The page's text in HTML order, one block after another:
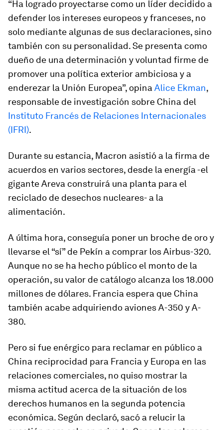
“Ha logrado proyectarse como un líder decidido a
defender los intereses europeos y franceses, no
solo mediante algunas de sus declaraciones, sino
también con su personalidad. Se presenta como
dueño de una determinación y voluntad firme de
promover una política exterior ambiciosa y a
enderezar la Unión Europea”, opina Alice Ekman,
responsable de investigación sobre China del
Instituto Francés de Relaciones Internacionales
(IFRI).
Durante su estancia, Macron asistió a la firma de
acuerdos en varios sectores, desde la energía -el
gigante Areva construirá una planta para el
reciclado de desechos nucleares- a la
alimentación.
A última hora, conseguía poner un broche de oro y
llevarse el “sí” de Pekín a comprar los Airbus-320.
Aunque no se ha hecho público el monto de la
operación, su valor de catálogo alcanza los 18.000
millones de dólares. Francia espera que China
también acabe adquiriendo aviones A-350 y A-
380.
Pero si fue enérgico para reclamar en público a
China reciprocidad para Francia y Europa en las
relaciones comerciales, no quiso mostrar la
misma actitud acerca de la situación de los
derechos humanos en la segunda potencia
económica. Según declaró, sacó a relucir la